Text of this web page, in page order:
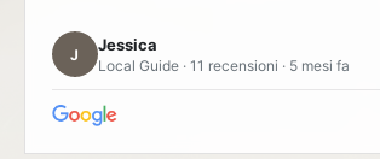
J
Jessica
Local Guide · 11 recensioni · 5 mesi fa